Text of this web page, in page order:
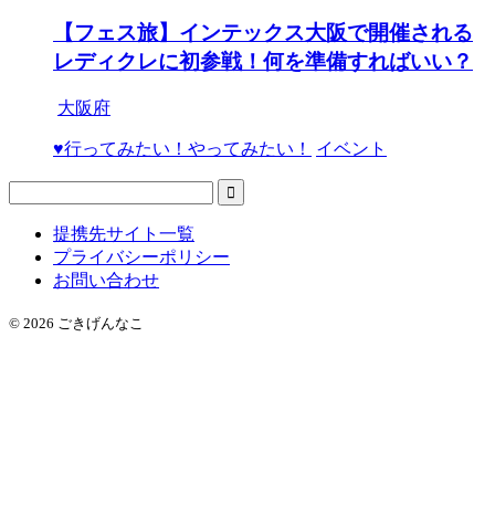
【フェス旅】インテックス大阪で開催される
レディクレに初参戦！何を準備すればいい？
大阪府
♥行ってみたい！やってみたい！ イベント
提携先サイト一覧
プライバシーポリシー
お問い合わせ
© 2026 ごきげんなこ